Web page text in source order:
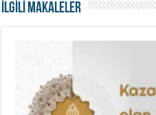
İLGİLİ MAKALELER